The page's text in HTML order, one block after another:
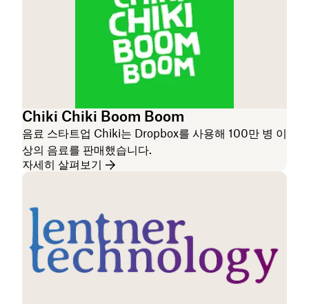
Chiki Chiki Boom Boom
음료 스타트업 Chiki는 Dropbox를 사용해 100만 병 이
상의 음료를 판매했습니다.
자세히 살펴보기